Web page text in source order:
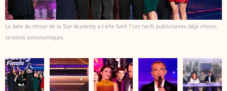
La date du retour de la Star Academy a-t-elle fuité ? Les tarifs publicitaires déjà choisis
seraient astronomiques